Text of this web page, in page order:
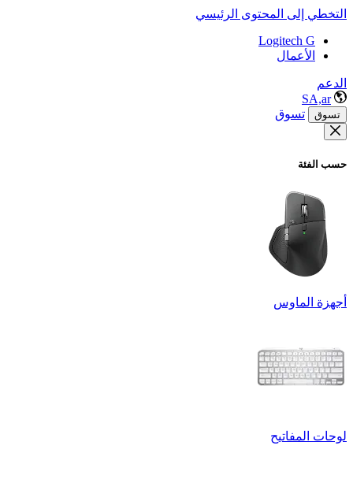
التخطي إلى المحتوى الرئيسي
Logitech G
الأعمال
الدعم
SA,ar
تسوق تسوق
حسب الفئة
أجهزة الماوس
لوحات المفاتيح